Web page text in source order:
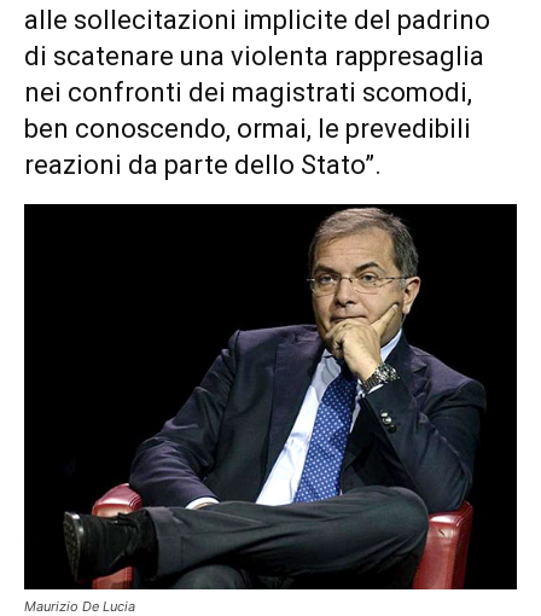
alle sollecitazioni implicite del padrino
di scatenare una violenta rappresaglia
nei confronti dei magistrati scomodi,
ben conoscendo, ormai, le prevedibili
reazioni da parte dello Stato”.
Maurizio De Lucia